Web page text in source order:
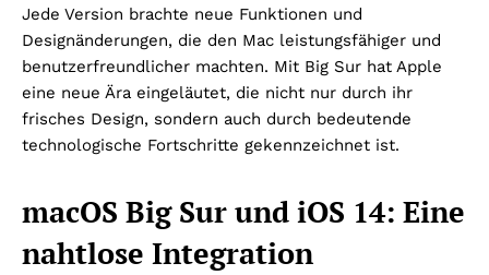
Jede Version brachte neue Funktionen und
Designänderungen, die den Mac leistungsfähiger und
benutzerfreundlicher machten. Mit Big Sur hat Apple
eine neue Ära eingeläutet, die nicht nur durch ihr
frisches Design, sondern auch durch bedeutende
technologische Fortschritte gekennzeichnet ist.
macOS Big Sur und iOS 14: Eine
nahtlose Integration